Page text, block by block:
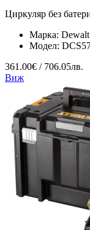
Циркуляр без
Марка: Dewalt
Модел:
361.00€ / 706.05лв.
Виж